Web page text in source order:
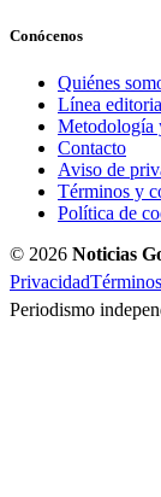
Conócenos
Quiénes
Línea
Metodología
Contacto
Aviso de
Términos y
Política de
© 2026 Noticias
PrivacidadTérminos
Periodismo